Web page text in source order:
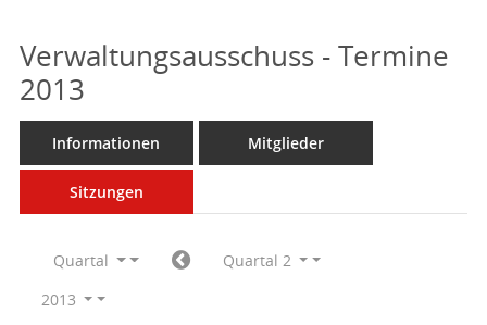
Verwaltungsausschuss - Termine
2013
Informationen Mitglieder
Sitzungen
Quartal
Quartal 2
2013